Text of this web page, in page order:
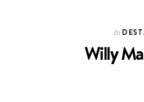
In
Willy